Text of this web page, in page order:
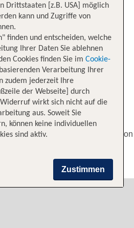
Flugverbindungen nach Incheon
Drittstaaten [z.B. USA] möglich
kann und Zugriffe von
finden und entscheiden, welche
Ihrer Daten Sie ablehnen
Cookies finden Sie im Cookie-
Verarbeitung Ihrer
zudem jederzeit Ihre
der Webseite] durch
wirkt sich nicht auf die
aus. Soweit Sie
können keine individuellen
sind aktiv.
Zustimmen